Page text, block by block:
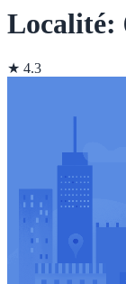
Localité:
★ 4.3